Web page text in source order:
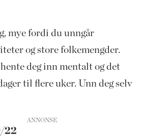
mye fordi du unngår
og store folkemengder.
deg inn mentalt og det
til flere uker. Unn deg selv
22